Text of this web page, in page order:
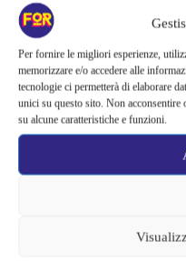
Per fornire le migliori esperienze,
memorizzare e/o accedere alle
tecnologie ci permetterà di elaborare
unici su questo sito. Non
su alcune caratteristiche e funzioni.